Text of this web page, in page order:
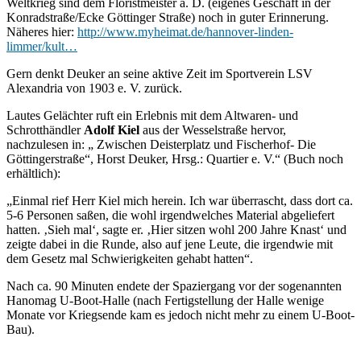
Konradstraße/Ecke Göttinger Straße) noch in guter Erinnerung.
Näheres hier: http://www.myheimat.de/hannover-linden-
limmer/kult…
Gern denkt Deuker an seine aktive Zeit im Sportverein LSV
Alexandria von 1903 e. V. zurück.
Lautes Gelächter ruft ein Erlebnis mit dem Altwaren- und
Schrotthändler Adolf Kiel aus der Wesselstraße hervor,
nachzulesen in: „ Zwischen Deisterplatz und Fischerhof- Die
Göttingerstraße“, Horst Deuker, Hrsg.: Quartier e. V.“ (Buch noch
erhältlich):
„Einmal rief Herr Kiel mich herein. Ich war überrascht, dass dort ca.
5-6 Personen saßen, die wohl irgendwelches Material abgeliefert
hatten. ‚Sieh mal‘, sagte er. ‚Hier sitzen wohl 200 Jahre Knast‘ und
zeigte dabei in die Runde, also auf jene Leute, die irgendwie mit
dem Gesetz mal Schwierigkeiten gehabt hatten“.
Nach ca. 90 Minuten endete der Spaziergang vor der sogenannten
Hanomag U-Boot-Halle (nach Fertigstellung der Halle wenige
Monate vor Kriegsende kam es jedoch nicht mehr zu einem U-Boot-
Bau).